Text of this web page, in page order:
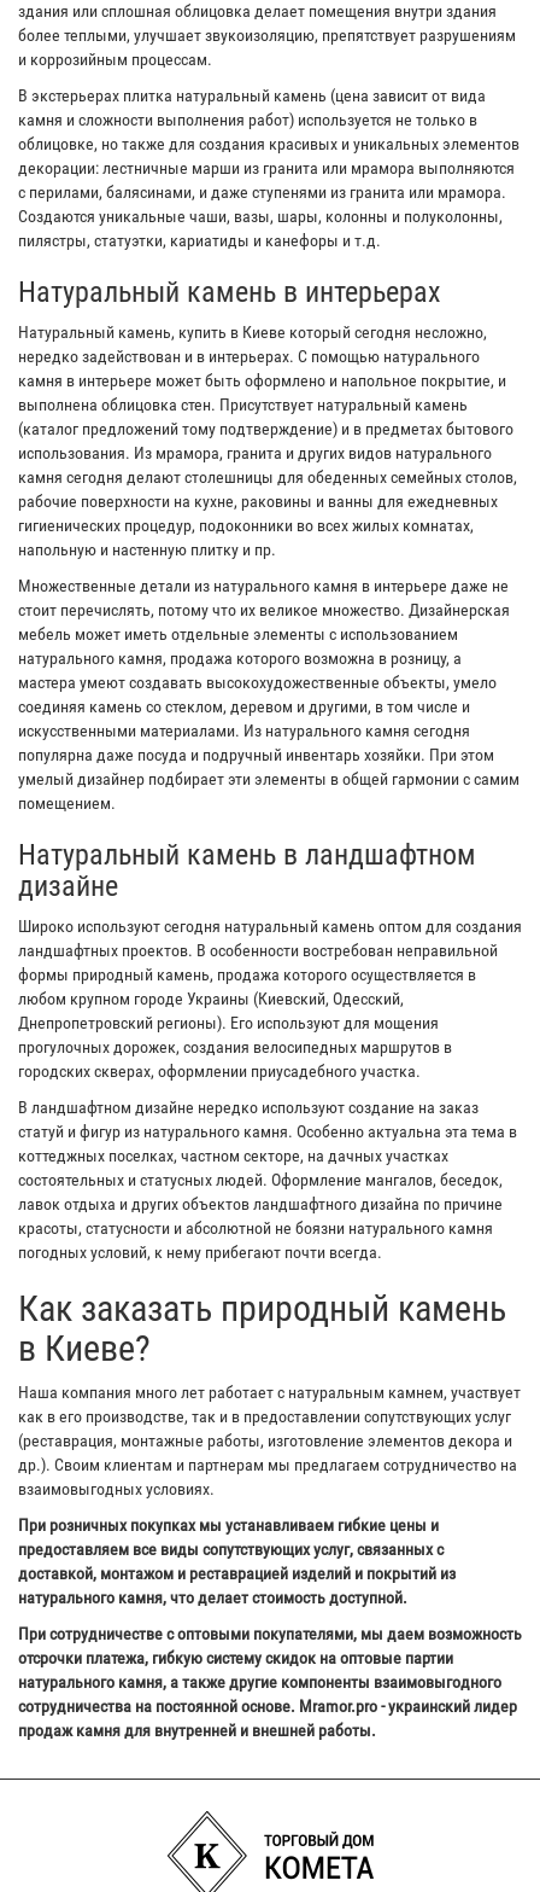
здания или сплошная облицовка делает помещения внутри здания
более теплыми, улучшает звукоизоляцию, препятствует разрушениям
и коррозийным процессам.
В экстерьерах плитка натуральный камень (цена зависит от вида
камня и сложности выполнения работ) используется не только в
облицовке, но также для создания красивых и уникальных элементов
декорации: лестничные марши из гранита или мрамора выполняются
с перилами, балясинами, и даже ступенями из гранита или мрамора.
Создаются уникальные чаши, вазы, шары, колонны и полуколонны,
пилястры, статуэтки, кариатиды и канефоры и т.д.
Натуральный камень в интерьерах
Натуральный камень, купить в Киеве который сегодня несложно,
нередко задействован и в интерьерах. С помощью натурального
камня в интерьере может быть оформлено и напольное покрытие, и
выполнена облицовка стен. Присутствует натуральный камень
(каталог предложений тому подтверждение) и в предметах бытового
использования. Из мрамора, гранита и других видов натурального
камня сегодня делают столешницы для обеденных семейных столов,
рабочие поверхности на кухне, раковины и ванны для ежедневных
гигиенических процедур, подоконники во всех жилых комнатах,
напольную и настенную плитку и пр.
Множественные детали из натурального камня в интерьере даже не
стоит перечислять, потому что их великое множество. Дизайнерская
мебель может иметь отдельные элементы с использованием
натурального камня, продажа которого возможна в розницу, а
мастера умеют создавать высокохудожественные объекты, умело
соединяя камень со стеклом, деревом и другими, в том числе и
искусственными материалами. Из натурального камня сегодня
популярна даже посуда и подручный инвентарь хозяйки. При этом
умелый дизайнер подбирает эти элементы в общей гармонии с самим
помещением.
Натуральный камень в ландшафтном
дизайне
Широко используют сегодня натуральный камень оптом для создания
ландшафтных проектов. В особенности востребован неправильной
формы природный камень, продажа которого осуществляется в
любом крупном городе Украины (Киевский, Одесский,
Днепропетровский регионы). Его используют для мощения
прогулочных дорожек, создания велосипедных маршрутов в
городских скверах, оформлении приусадебного участка.
В ландшафтном дизайне нередко используют создание на заказ
статуй и фигур из натурального камня. Особенно актуальна эта тема в
коттеджных поселках, частном секторе, на дачных участках
состоятельных и статусных людей. Оформление мангалов, беседок,
лавок отдыха и других объектов ландшафтного дизайна по причине
красоты, статусности и абсолютной не боязни натурального камня
погодных условий, к нему прибегают почти всегда.
Как заказать природный камень
в Киеве?
Наша компания много лет работает с натуральным камнем, участвует
как в его производстве, так и в предоставлении сопутствующих услуг
(реставрация, монтажные работы, изготовление элементов декора и
др.). Своим клиентам и партнерам мы предлагаем сотрудничество на
взаимовыгодных условиях.
При розничных покупках мы устанавливаем гибкие цены и
предоставляем все виды сопутствующих услуг, связанных с
доставкой, монтажом и реставрацией изделий и покрытий из
натурального камня, что делает стоимость доступной.
При сотрудничестве с оптовыми покупателями, мы даем возможность
отсрочки платежа, гибкую систему скидок на оптовые партии
натурального камня, а также другие компоненты взаимовыгодного
сотрудничества на постоянной основе. Mramor.pro - украинский лидер
продаж камня для внутренней и внешней работы.